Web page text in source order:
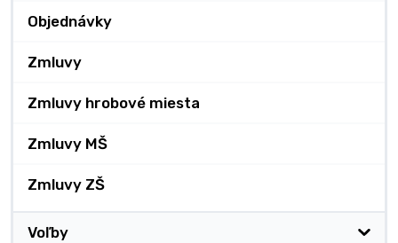
Objednávky
Zmluvy
Zmluvy hrobové miesta
Zmluvy MŠ
Zmluvy ZŠ
Voľby